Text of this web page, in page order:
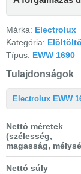
Márka: Electrolux
Kategória:
Típus: EWW 1690
Tulajdonságok
Electrolux EWW
Nettó méretek
(szélesség,
magasság,
Nettó súly